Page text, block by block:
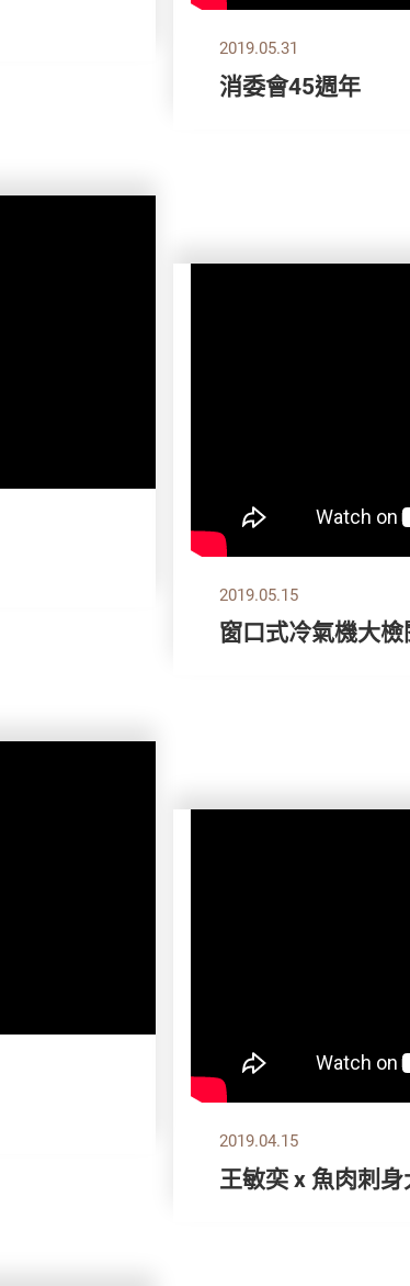
2019.05.31
消委會45週年
2019.05.15
窗口式冷氣機大檢
2019.04.15
王敏奕 x 魚肉刺